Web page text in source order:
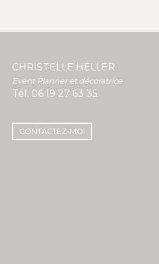
CHRISTELLE HELLER
Event Planner et décoratrice
Tél. 06 19 27 63 35
CONTACTEZ-MOI